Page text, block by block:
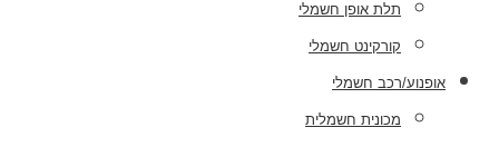
תלת אופן חשמלי
קורקינט חשמלי
אופנוע/רכב חשמלי
מכונית חשמלית